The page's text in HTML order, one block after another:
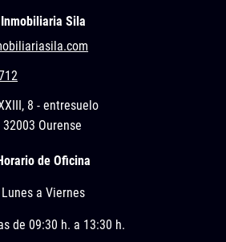
Inmobiliaria Sila
8 - entresuelo
Ourense
de Oficina
Lunes a Viernes
de 09:30 h. a 13:30 h.